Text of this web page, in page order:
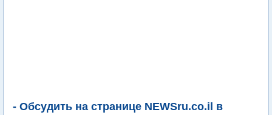
- Обсудить на странице NEWSru.co.il в